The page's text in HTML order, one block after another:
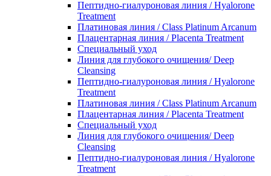
Пептидно-гиалуроновая линия / Hyalorone
Treatment
Платиновая линия / Class Platinum Arcanum
Плацентарная линия / Placenta Treatment
Специальный уход
Линия для глубокого очищения/ Deep
Cleansing
Пептидно-гиалуроновая линия / Hyalorone
Treatment
Платиновая линия / Class Platinum Arcanum
Плацентарная линия / Placenta Treatment
Специальный уход
Линия для глубокого очищения/ Deep
Cleansing
Пептидно-гиалуроновая линия / Hyalorone
Treatment